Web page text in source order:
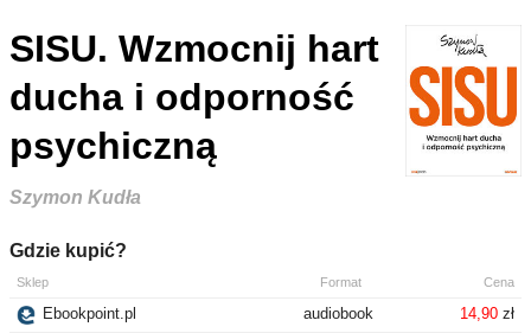
SISU. Wzmocnij hart
ducha i odporność
psychiczną
Szymon Kudła
Gdzie kupić?
Sklep Format Cena
Ebookpoint.pl audiobook 14,90 zł